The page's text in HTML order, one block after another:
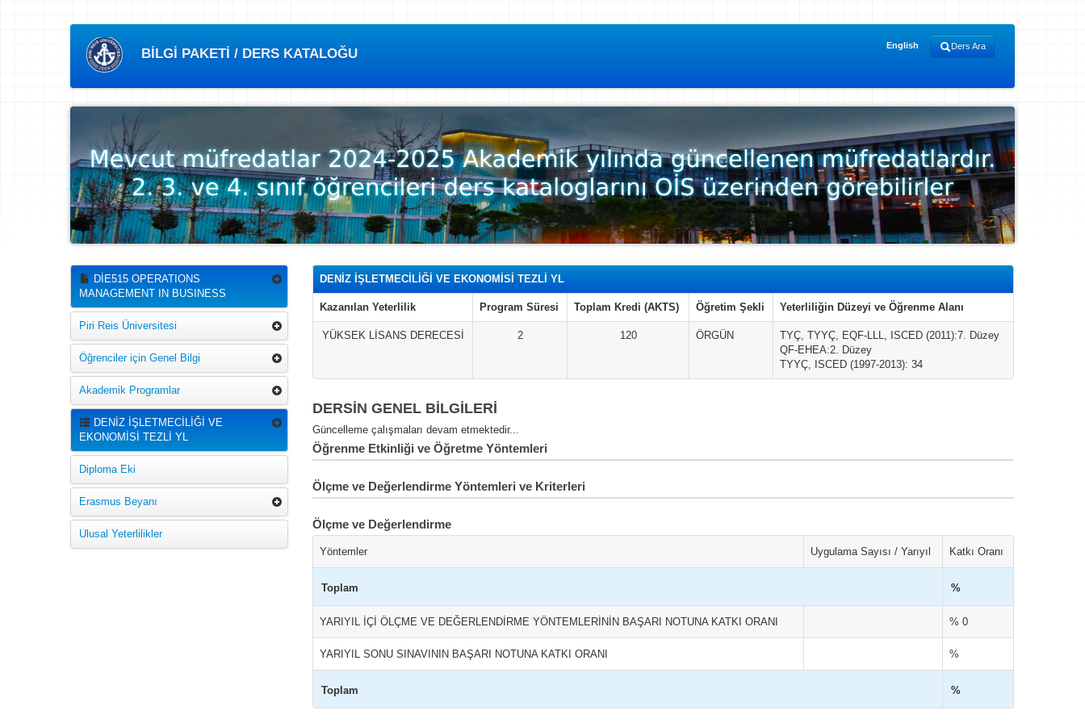
BİLGİ PAKETİ / DERS KATALOĞU
English Ders Ara
DİE515 OPERATIONS
MANAGEMENT IN BUSINESS
Piri Reis Üniversitesi
Öğrenciler için Genel Bilgi
Akademik Programlar
DENİZ İŞLETMECİLİĞİ VE
EKONOMİSİ TEZLİ YL
Diploma Eki
Erasmus Beyanı
Ulusal Yeterlilikler
DENİZ İŞLETMECİLİĞİ VE EKONOMİSİ TEZLİ YL
Kazanılan Yeterlilik Program Süresi Toplam Kredi (AKTS) Öğretim Şekli Yeterliliğin Düzeyi ve Öğrenme Alanı
YÜKSEK LİSANS DERECESİ 2 120 ÖRGÜN
TYÇ, TYYÇ, EQF-LLL, ISCED (2011):7. Düzey
QF-EHEA:2. Düzey
TYYÇ, ISCED (1997-2013): 34
DERSİN GENEL BİLGİLERİ
Güncelleme çalışmaları devam etmektedir...
Öğrenme Etkinliği ve Öğretme Yöntemleri
Ölçme ve Değerlendirme Yöntemleri ve Kriterleri
Ölçme ve Değerlendirme
Yöntemler Uygulama Sayısı / Yarıyıl Katkı Oranı
Toplam %
YARIYIL İÇİ ÖLÇME VE DEĞERLENDİRME YÖNTEMLERİNİN BAŞARI NOTUNA KATKI ORANI % 0
YARIYIL SONU SINAVININ BAŞARI NOTUNA KATKI ORANI %
Toplam %